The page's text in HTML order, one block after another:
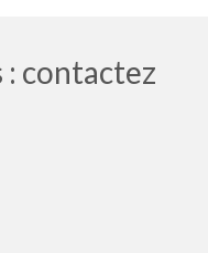
: contactez